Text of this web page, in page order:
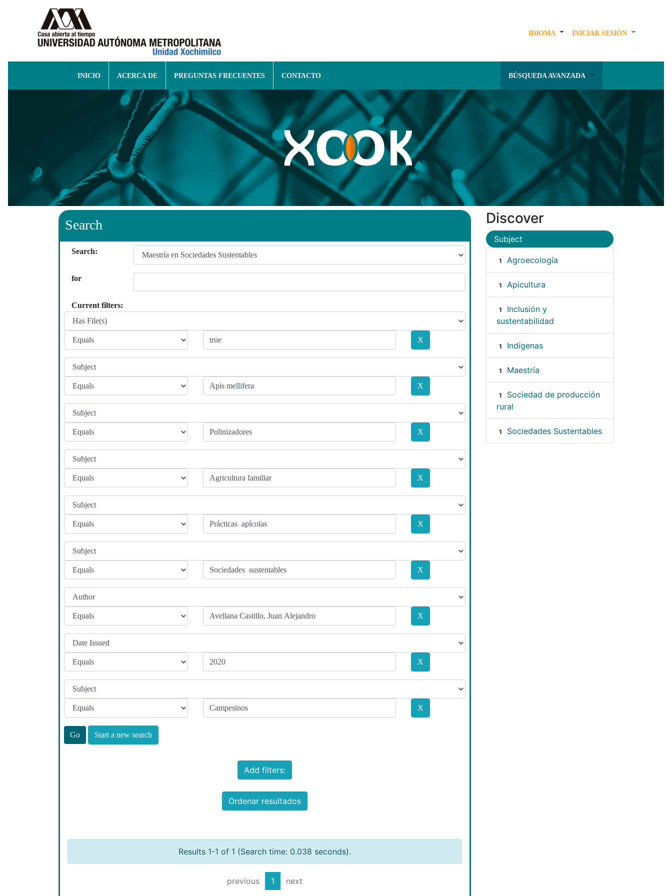
IDIOMA INICIAR SESIÓN
INICIO ACERCA DE PREGUNTAS FRECUENTES CONTACTO BÚSQUEDA AVANZADA
Search
Search:
for
Current filters:
Start a new search
Add filters:
Ordenar resultados
Results 1-1 of 1 (Search time: 0.038 seconds).
previous 1 next
Discover
Subject
1 Agroecología
1 Apicultura
1
Inclusión y
sustentabilidad
1 Indígenas
1 Maestría
1
Sociedad de producción
rural
1 Sociedades Sustentables